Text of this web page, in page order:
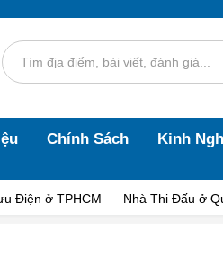
Chính Sách Kinh
Điện ở TPHCM Nhà Thi Đấu ở